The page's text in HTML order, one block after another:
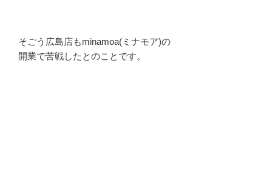
そごう広島店もminamoa(ミナモア)の
開業で苦戦したとのことです。